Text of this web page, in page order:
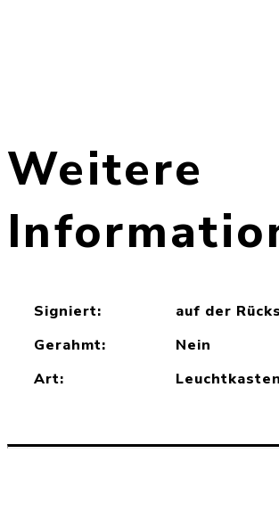
Weitere
Signiert:
auf der
Gerahmt:
Nein
Art:
Leuchtkasten